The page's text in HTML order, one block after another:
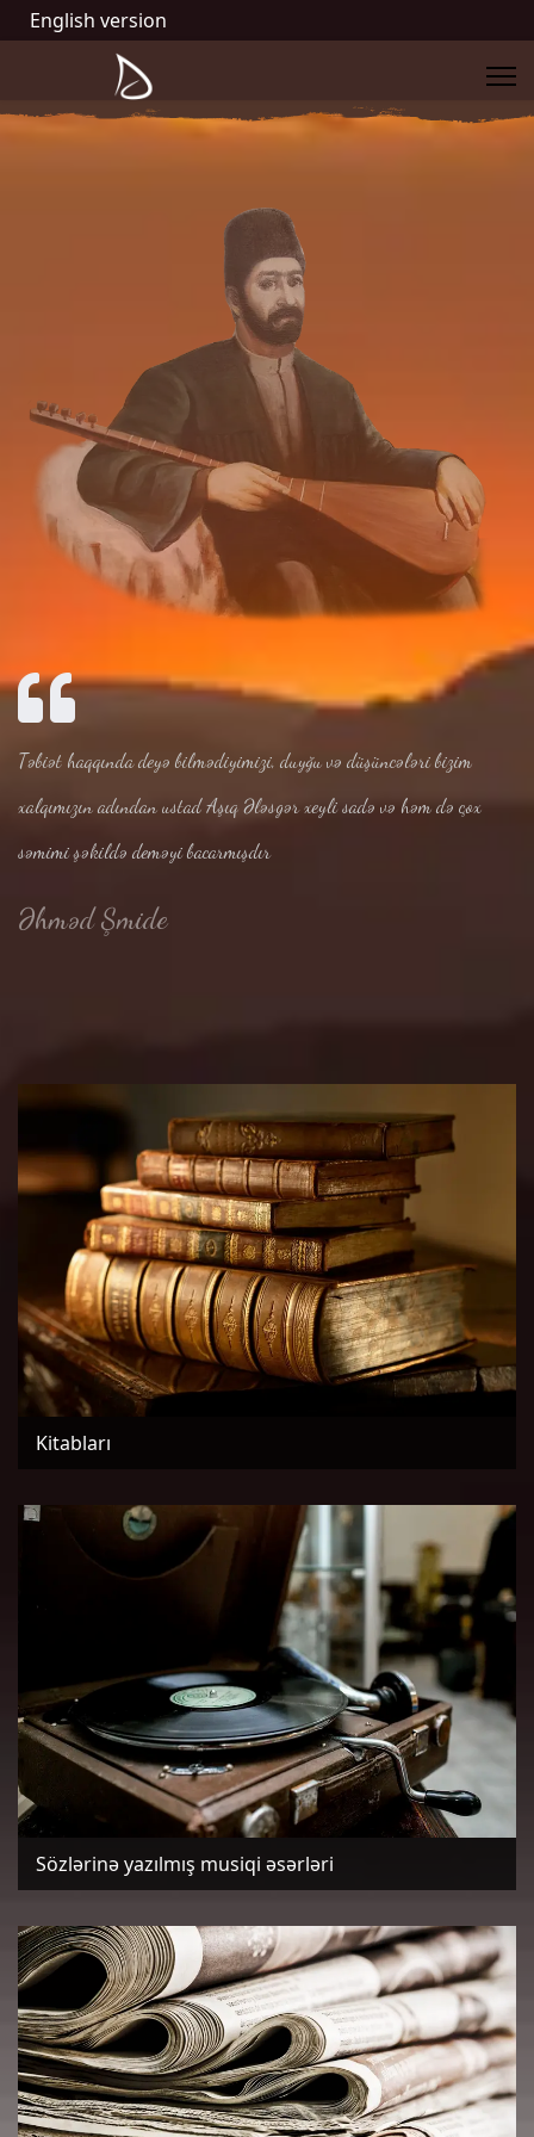
English version
Təbiət haqqında deyə bilmədiyimizi, duyğu və düşüncələri bizim
xalqımızın adından ustad Aşıq Ələsgər xeyli sadə və həm də çox
səmimi şəkildə deməyi bacarmışdır
Əhməd Şmide
Kitabları
Sözlərinə yazılmış musiqi əsərləri